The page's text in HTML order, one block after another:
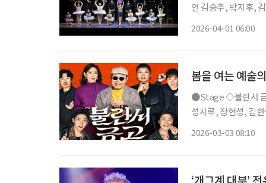
연 김승주, 박지후,
2026-04-01 06:00
봄을 여는 예술
●Stage ◇불란서 금고 일정 3월 7일 ~ 5월 31일 장소 NOL 서경스퀘어 연출 장진 출연 신구,
성지루, 장현성, 김한
2026-03-03 08:10